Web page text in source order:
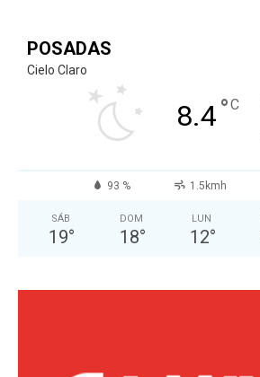
POSADAS
Cielo Claro
8.4°C
93 % 1.5kmh
SÁB
19°
DOM
18°
LUN
12°